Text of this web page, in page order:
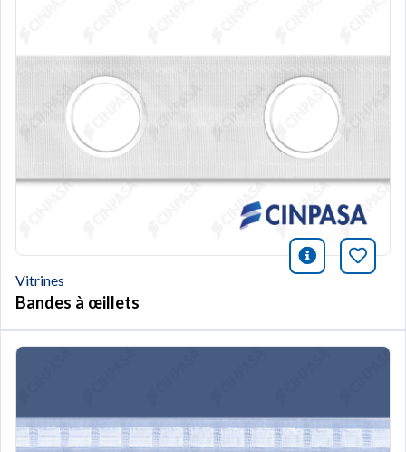
icono
Vitrines
Bandes à œillets